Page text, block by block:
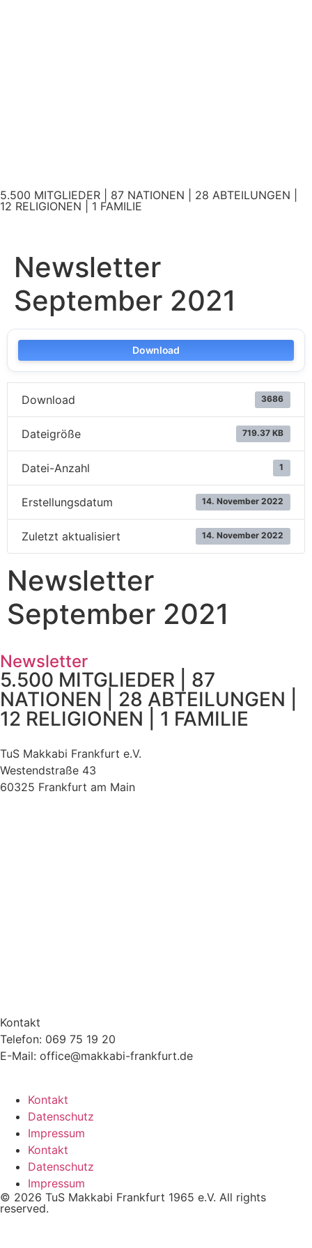
5.500 MITGLIEDER | 87 NATIONEN | 28 ABTEILUNGEN |
12 RELIGIONEN | 1 FAMILIE
Newsletter
September 2021
Download
Download 3686
Dateigröße 719.37 KB
Datei-Anzahl 1
Erstellungsdatum 14. November 2022
Zuletzt aktualisiert 14. November 2022
Newsletter
September 2021
Newsletter
5.500 MITGLIEDER | 87
NATIONEN | 28 ABTEILUNGEN |
12 RELIGIONEN | 1 FAMILIE
TuS Makkabi Frankfurt e.V.
Westendstraße 43
60325 Frankfurt am Main
Kontakt
Telefon: 069 75 19 20
E-Mail: office@makkabi-frankfurt.de
Kontakt
Datenschutz
Impressum
Kontakt
Datenschutz
Impressum
© 2026 TuS Makkabi Frankfurt 1965 e.V. All rights
reserved.